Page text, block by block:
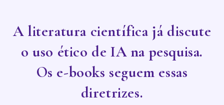
A literatura científica já discute
o uso ético de IA na pesquisa.
Os e-books seguem essas
diretrizes.